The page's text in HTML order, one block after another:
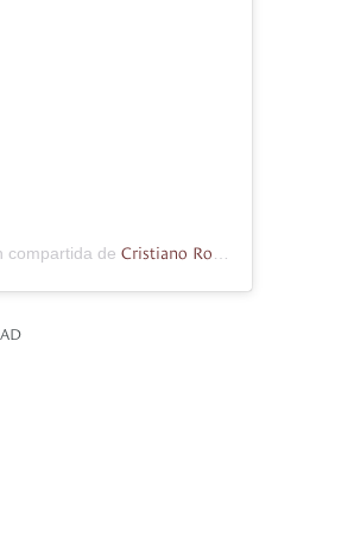
compartida de Cristiano Ronaldo